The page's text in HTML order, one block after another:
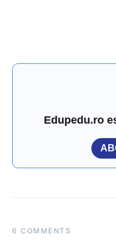
Edupedu.ro
6 COMMENTS